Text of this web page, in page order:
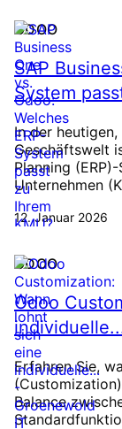
ODOO
SAP
System
In der
Geschäftswelt
Planning
Unternehmen
12. Januar 2026
ODOO
Odoo
Erfahren Sie,
Balance